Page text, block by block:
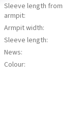
Sleeve length from
armpit:
Armpit width:
Sleeve length:
News:
Colour: